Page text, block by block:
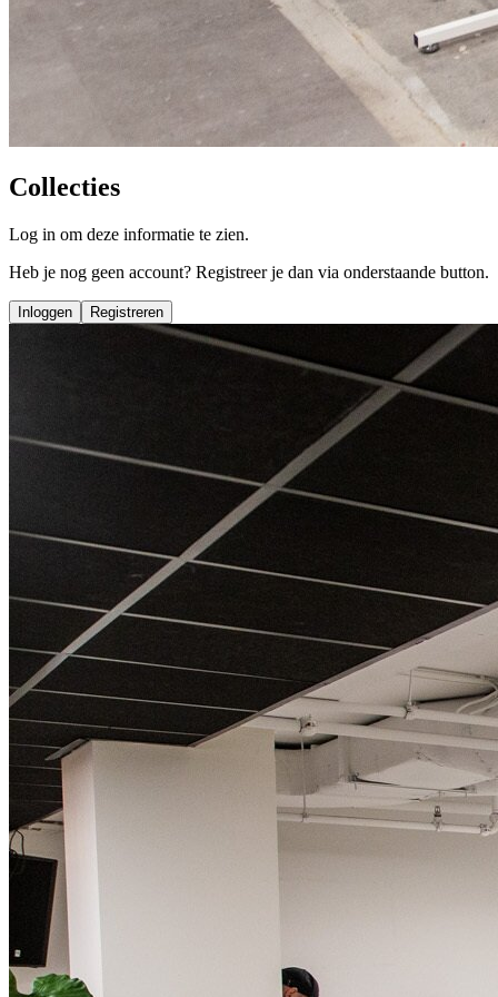
Collecties
Log in om deze informatie te zien.
Heb je nog geen account? Registreer je dan via onderstaande button.
Inloggen Registreren